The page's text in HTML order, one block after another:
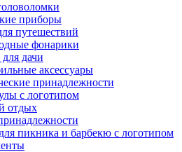
приборы
путешествий
фонарики
дачи
аксессуары
принадлежности
с логотипом
отдых
пикника и барбекю с логотипом